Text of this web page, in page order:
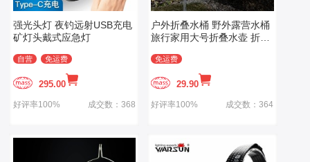
强光头灯 夜钓远射USB充电
矿灯头戴式应急灯
自营 免运费
295.00
好评率100% 成交数：368
户外折叠水桶 野外露营水桶
旅行家用大号折叠水壶 折叠
免运费
29.90
好评率100% 成交数：364